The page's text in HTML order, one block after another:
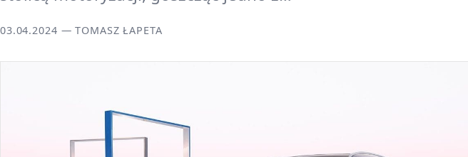
03.04.2024 — TOMASZ ŁAPETA